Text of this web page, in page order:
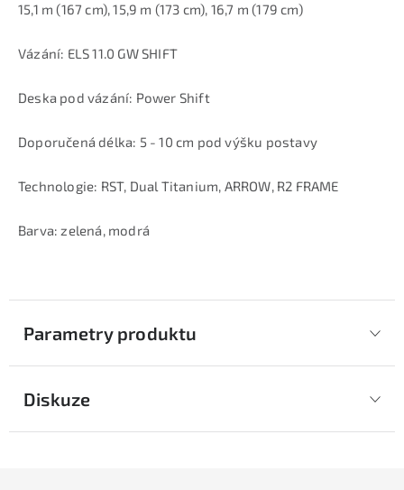
15,1 m (167 cm), 15,9 m (173 cm), 16,7 m (179 cm)
Vázání: ELS 11.0 GW SHIFT
Deska pod vázání: Power Shift
Doporučená délka: 5 - 10 cm pod výšku postavy
Technologie: RST, Dual Titanium, ARROW, R2 FRAME
Barva: zelená, modrá
Parametry produktu
Diskuze